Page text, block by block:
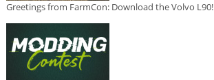
Greetings from FarmCon: Download the Volvo L90!